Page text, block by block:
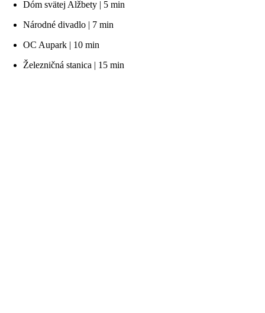
Dóm svätej Alžbety | 5 min
Národné divadlo | 7 min
OC Aupark | 10 min
Železničná stanica | 15 min